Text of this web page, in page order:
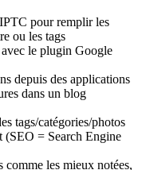
pour remplir les
ou les tags
avec le plugin Google
depuis des applications
dans un blog
tags/catégories/photos
(SEO = Search Engine
comme les mieux notées,